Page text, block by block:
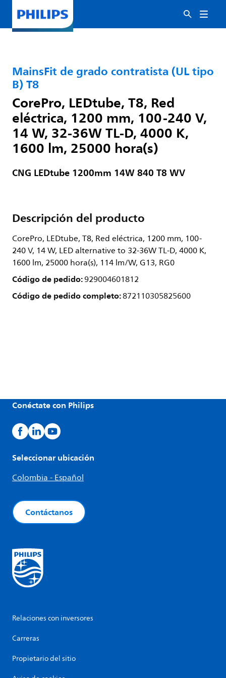
MainsFit de grado contratista (UL tipo
B) T8
CorePro, LEDtube, T8, Red
eléctrica, 1200 mm, 100-240 V,
14 W, 32-36W TL-D, 4000 K,
1600 lm, 25000 hora(s)
CNG LEDtube 1200mm 14W 840 T8 WV
Descripción del producto
CorePro, LEDtube, T8, Red eléctrica, 1200 mm, 100-
240 V, 14 W, LED alternative to 32-36W TL-D, 4000 K,
1600 lm, 25000 hora(s), 114 lm/W, G13, RG0
Código de pedido:929004601812
Código de pedido completo:872110305825600
Conéctate con Philips
Seleccionar ubicación
Colombia - Español
Contáctanos
Relaciones con inversores
Carreras
Propietario del sitio